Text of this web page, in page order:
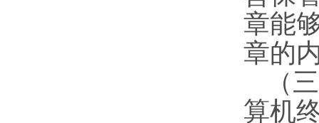
章能
章的
（
算机